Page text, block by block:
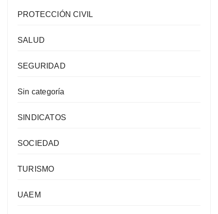
PROTECCIÓN CIVIL
SALUD
SEGURIDAD
Sin categoría
SINDICATOS
SOCIEDAD
TURISMO
UAEM